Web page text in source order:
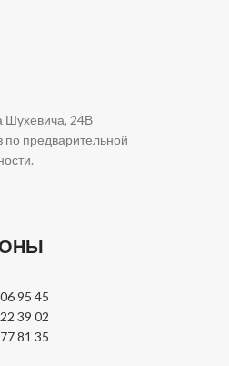
Шухевича, 24В
предварительной
95 45
39 02
81 35